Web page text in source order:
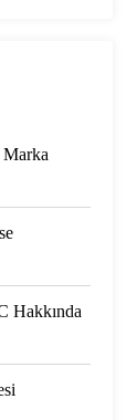
Marka
Hakkında